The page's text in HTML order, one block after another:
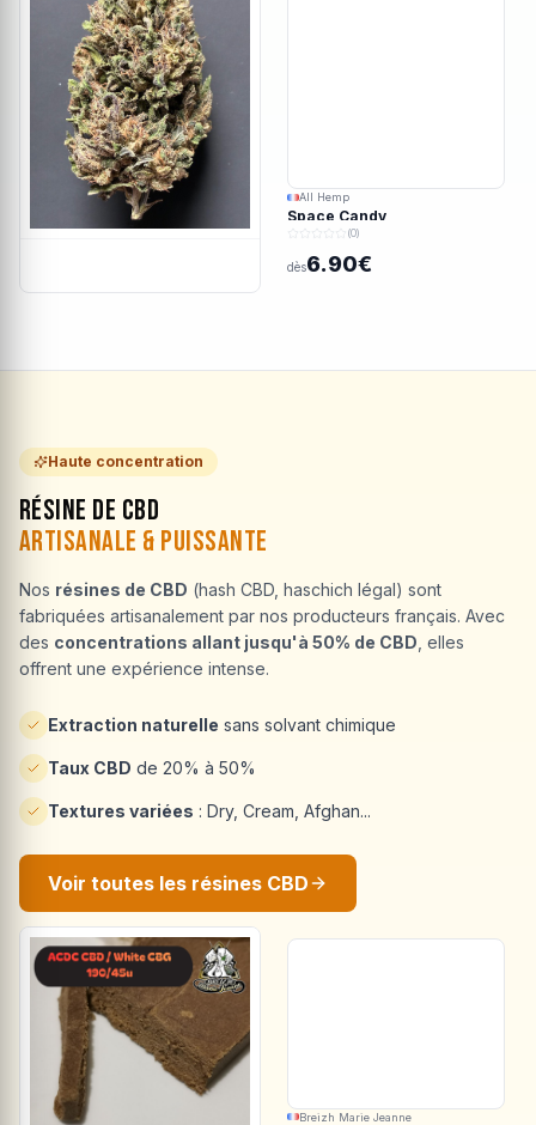
All Hemp
Space Candy
(0)
dès6.90€
Breizh Marie Jeanne
Haute concentration
Résine de CBD
Artisanale & Puissante
Nos résines de CBD (hash CBD, haschich légal) sont
fabriquées artisanalement par nos producteurs français. Avec
des concentrations allant jusqu'à 50% de CBD , elles
offrent une expérience intense.
Extraction naturelle sans solvant chimique
Taux CBD de 20% à 50%
Textures variées : Dry, Cream, Afghan...
Voir toutes les résines CBD